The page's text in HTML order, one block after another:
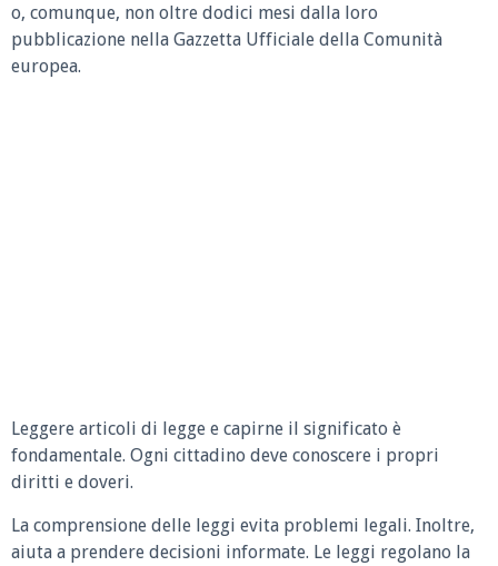
o, comunque, non oltre dodici mesi dalla loro
pubblicazione nella Gazzetta Ufficiale della Comunità
europea.
Leggere articoli di legge e capirne il significato è
fondamentale. Ogni cittadino deve conoscere i propri
diritti e doveri.
La comprensione delle leggi evita problemi legali. Inoltre,
aiuta a prendere decisioni informate. Le leggi regolano la